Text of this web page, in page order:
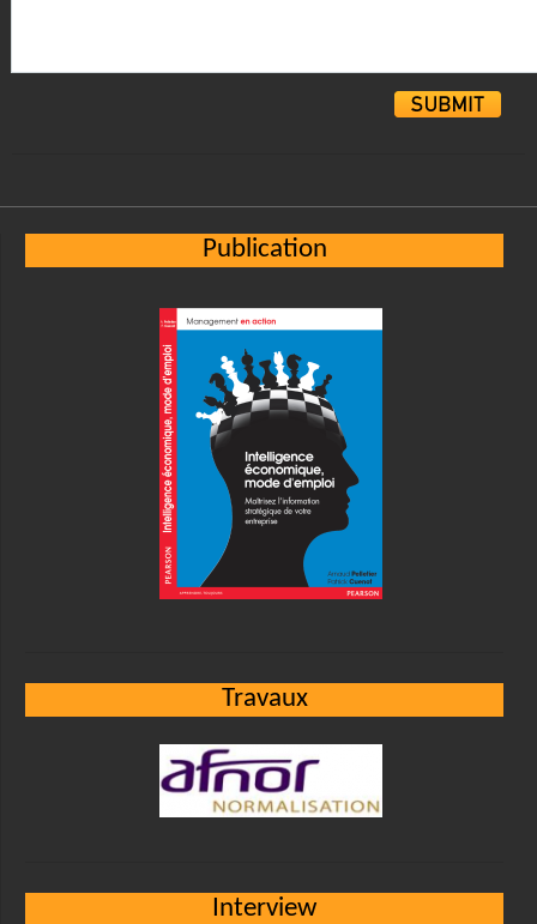
Publication
Travaux
Interview